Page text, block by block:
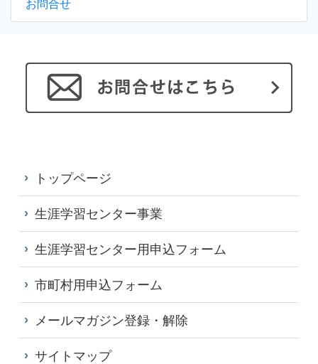
お問合せ
トップページ
生涯学習センター事業
生涯学習センター用申込フォーム
市町村用申込フォーム
メールマガジン登録・解除
サイトマップ